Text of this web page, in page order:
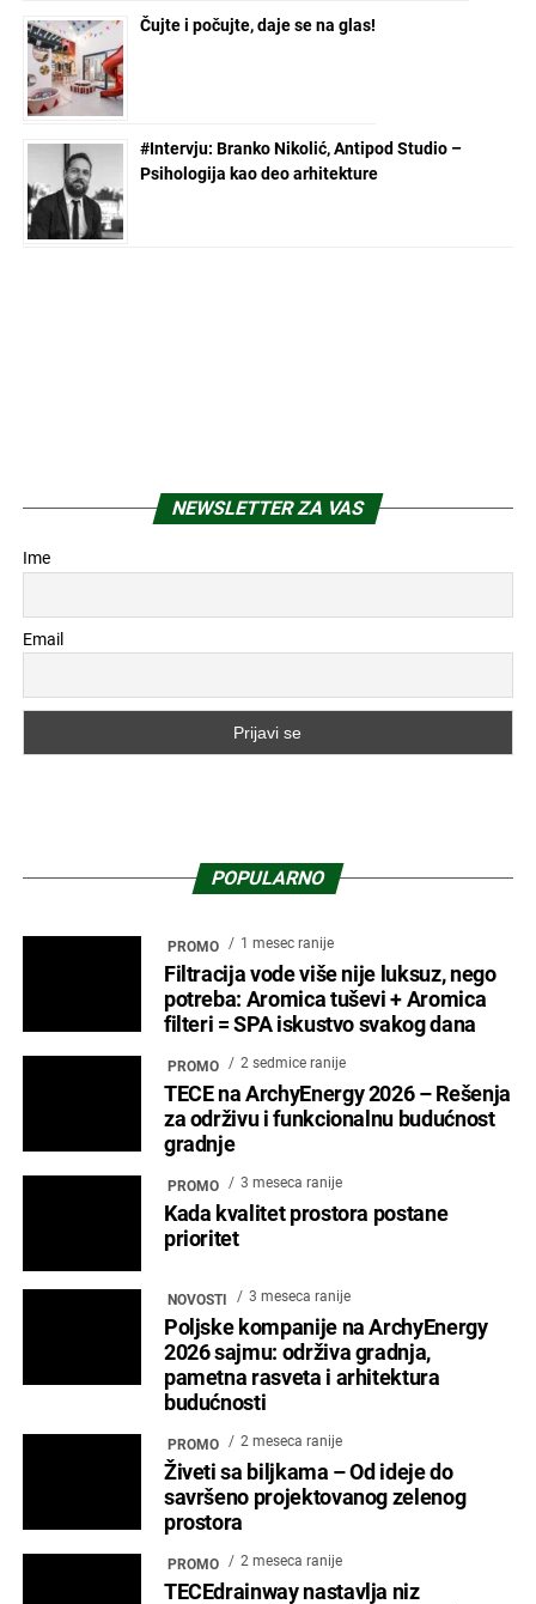
Čujte i počujte, daje se na glas!
#Intervju: Branko Nikolić, Antipod Studio –
Psihologija kao deo arhitekture
NEWSLETTER ZA VAS
Ime
Email
POPULARNO
PROMO 1 mesec ranije
Filtracija vode više nije luksuz, nego
potreba: Aromica tuševi + Aromica
filteri = SPA iskustvo svakog dana
PROMO 2 sedmice ranije
TECE na ArchyEnergy 2026 – Rešenja
za održivu i funkcionalnu budućnost
gradnje
PROMO 3 meseca ranije
Kada kvalitet prostora postane
prioritet
NOVOSTI 3 meseca ranije
Poljske kompanije na ArchyEnergy
2026 sajmu: održiva gradnja,
pametna rasveta i arhitektura
budućnosti
PROMO 2 meseca ranije
Živeti sa biljkama – Od ideje do
savršeno projektovanog zelenog
prostora
PROMO 2 meseca ranije
TECEdrainway nastavlja niz